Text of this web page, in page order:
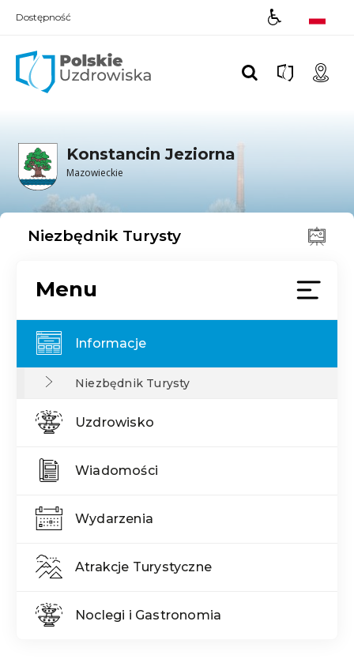
Dostępność
Konstancin Jeziorna
Mazowieckie
Niezbędnik Turysty
Menu
Informacje
Niezbędnik Turysty
Uzdrowisko
Wiadomości
Wydarzenia
Atrakcje Turystyczne
Noclegi i Gastronomia